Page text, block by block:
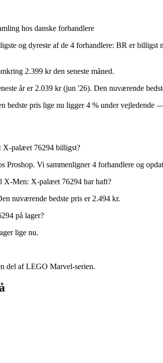
hos danske forhandlere
og dyreste af de 4 forhandlere: BR er
2.399 kr den seneste måned.
år er 2.039 kr (jun '26). Den nuværende
bedste pris lige nu ligger 4 % under vejledende
palæet 76294 billigst?
Proshop. Vi sammenligner 4 forhandlere og
X-Men: X-palæet 76294 har haft?
nuværende bedste pris er 2.494 kr.
på lager?
lige nu.
del af LEGO Marvel-serien.